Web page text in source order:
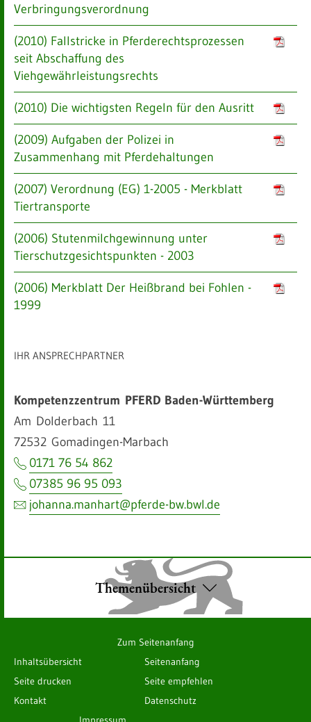
Verbringungsverordnung
(2010) Fallstricke in Pferderechtsprozessen
seit Abschaffung des
Viehgewährleistungsrechts
(2010) Die wichtigsten Regeln für den Ausritt
(2009) Aufgaben der Polizei in
Zusammenhang mit Pferdehaltungen
(2007) Verordnung (EG) 1-2005 - Merkblatt
Tiertransporte
(2006) Stutenmilchgewinnung unter
Tierschutzgesichtspunkten - 2003
(2006) Merkblatt Der Heißbrand bei Fohlen -
1999
IHR ANSPRECHPARTNER
Kompetenzzentrum PFERD Baden-Württemberg
Am Dolderbach 11
72532 Gomadingen-Marbach
0171 76 54 862
07385 96 95 093
johanna.manhart@pferde-bw.bwl.de
Themenübersicht
Zum Seitenanfang
Inhaltsübersicht
Seitenanfang
Seite drucken
Seite empfehlen
Kontakt
Datenschutz